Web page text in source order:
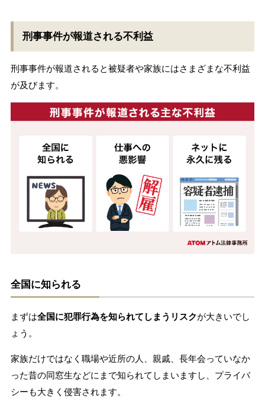
刑事事件が報道される不利益
刑事事件が報道されると被疑者や家族にはさまざまな不利益
が及びます。
全国に知られる
まずは全国に犯罪行為を知られてしまうリスクが大きいでし
ょう。
家族だけではなく職場や近所の人、親戚、長年会っていなか
った昔の同窓生などにまで知られてしまいますし、プライバ
シーも大きく侵害されます。